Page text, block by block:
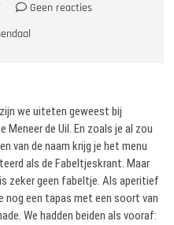
Geen reacties
we uiteten geweest bij
Meneer de Uil. En zoals je al zou
van de naam krijg je het menu
als de Fabeltjeskrant. Maar
zeker geen fabeltje. Als aperitief
nog een tapas met een soort van
We hadden beiden als vooraf: